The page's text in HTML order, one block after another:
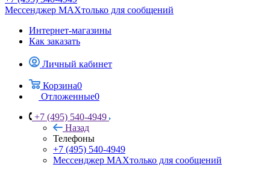
Мессенджер МАХтолько для сообщений
Интернет-магазины
Как заказать
Личный кабинет
Корзина0
Отложенные0
+7 (495) 540-4949
Назад
Телефоны
+7 (495) 540-4949
Мессенджер МАХтолько для сообщений